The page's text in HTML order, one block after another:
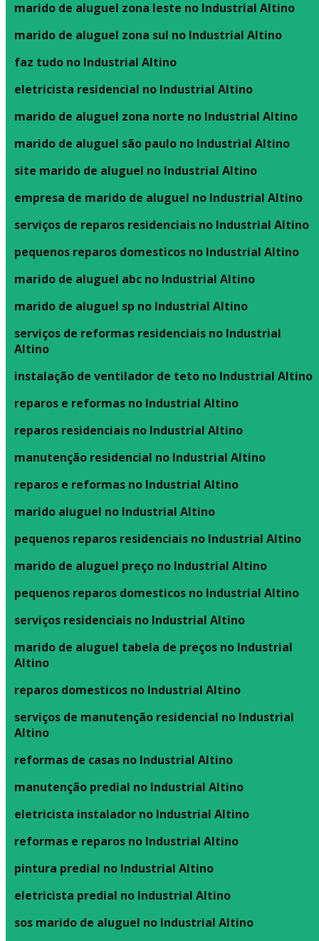
marido de aluguel zona leste no Industrial Altino
marido de aluguel zona sul no Industrial Altino
faz tudo no Industrial Altino
eletricista residencial no Industrial Altino
marido de aluguel zona norte no Industrial Altino
marido de aluguel são paulo no Industrial Altino
site marido de aluguel no Industrial Altino
empresa de marido de aluguel no Industrial Altino
serviços de reparos residenciais no Industrial Altino
pequenos reparos domesticos no Industrial Altino
marido de aluguel abc no Industrial Altino
marido de aluguel sp no Industrial Altino
serviços de reformas residenciais no Industrial
Altino
instalação de ventilador de teto no Industrial Altino
reparos e reformas no Industrial Altino
reparos residenciais no Industrial Altino
manutenção residencial no Industrial Altino
reparos e reformas no Industrial Altino
marido aluguel no Industrial Altino
pequenos reparos residenciais no Industrial Altino
marido de aluguel preço no Industrial Altino
pequenos reparos domesticos no Industrial Altino
serviços residenciais no Industrial Altino
marido de aluguel tabela de preços no Industrial
Altino
reparos domesticos no Industrial Altino
serviços de manutenção residencial no Industrial
Altino
reformas de casas no Industrial Altino
manutenção predial no Industrial Altino
eletricista instalador no Industrial Altino
reformas e reparos no Industrial Altino
pintura predial no Industrial Altino
eletricista predial no Industrial Altino
sos marido de aluguel no Industrial Altino